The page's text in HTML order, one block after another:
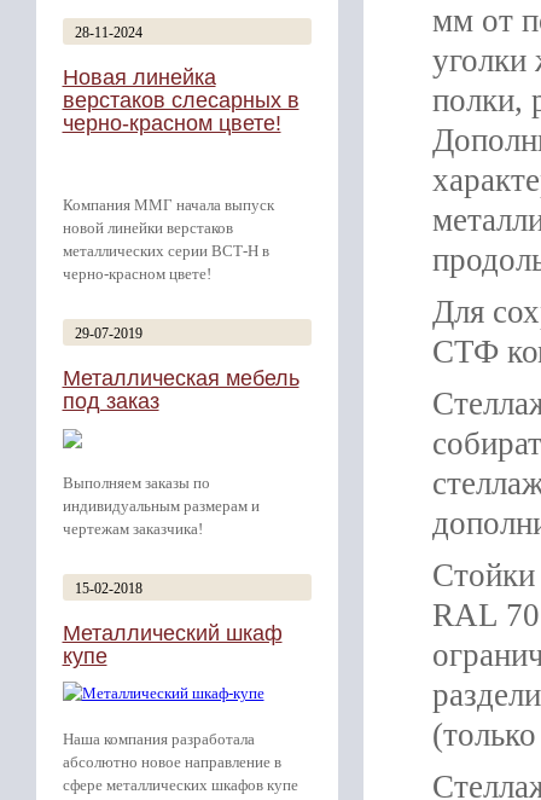
28-11-2024
Новая линейка
верстаков слесарных в
черно-красном цвете!
Компания ММГ начала выпуск
новой линейки верстаков
металлических серии ВСТ-Н в
черно-красном цвете!
29-07-2019
Металлическая мебель
под заказ
Выполняем заказы по
индивидуальным размерам и
чертежам заказчика!
15-02-2018
Металлический шкаф
купе
Наша компания разработала
абсолютно новое направление в
сфере металлических шкафов купе
мм от
уголки
полки,
Для
СТФ
RAL